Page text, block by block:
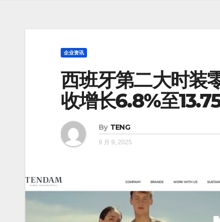
企业资讯
西班牙第二大时
收增长6.8%至
By TENG
9 月 9, 2025